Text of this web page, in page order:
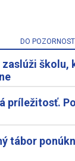
DO POZORNOSTI
zaslúži školu,
príležitosť.
tábor